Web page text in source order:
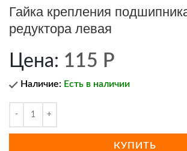
Гайка крепления
редуктора левая
Цена: 115 Р
Наличие: Есть в наличии
КУПИТЬ